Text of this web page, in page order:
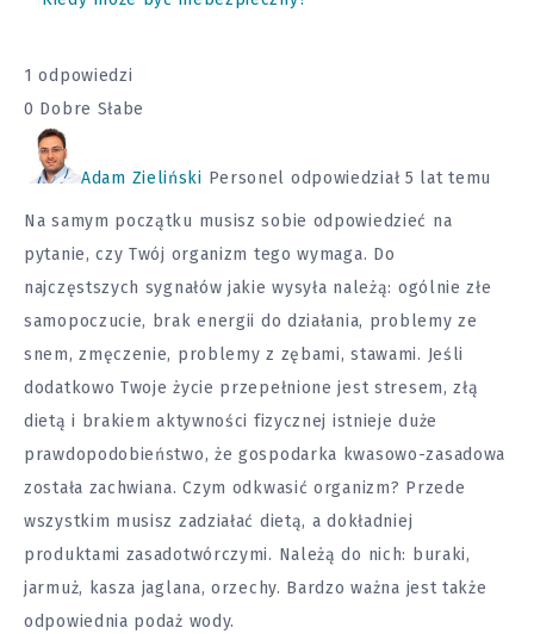
1 odpowiedzi
0 Dobre Słabe
Adam Zieliński Personel odpowiedział 5 lat temu
Na samym początku musisz sobie odpowiedzieć na
pytanie, czy Twój organizm tego wymaga. Do
najczęstszych sygnałów jakie wysyła należą: ogólnie złe
samopoczucie, brak energii do działania, problemy ze
snem, zmęczenie, problemy z zębami, stawami. Jeśli
dodatkowo Twoje życie przepełnione jest stresem, złą
dietą i brakiem aktywności fizycznej istnieje duże
prawdopodobieństwo, że gospodarka kwasowo-zasadowa
została zachwiana. Czym odkwasić organizm? Przede
wszystkim musisz zadziałać dietą, a dokładniej
produktami zasadotwórczymi. Należą do nich: buraki,
jarmuż, kasza jaglana, orzechy. Bardzo ważna jest także
odpowiednia podaż wody.